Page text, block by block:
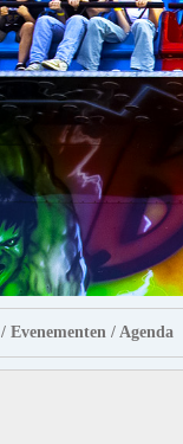
/ Evenementen / Agenda